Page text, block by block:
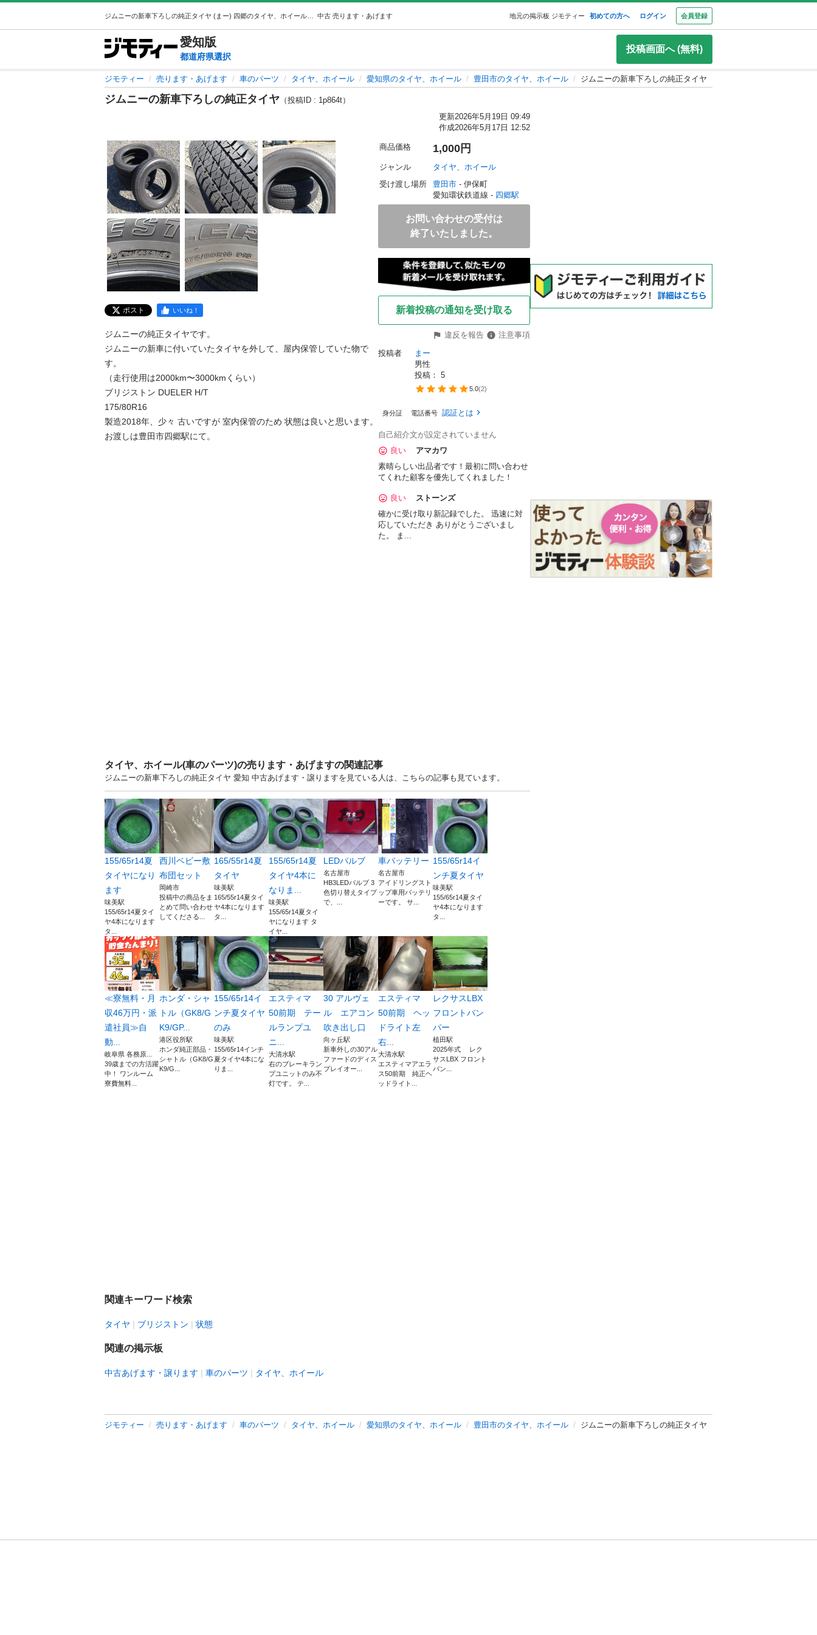
中古 売ります・あげます 地元の掲示板 ジモティー 初めての方へ ログイン 会員登録
愛知版
都道府県選択
投稿画面へ (無料)
ジモティー 売ります・あげます 車のパーツ タイヤ、ホイール 愛知県のタイヤ、ホイール 豊田市のタイヤ、ホイール ジムニーの新車下ろしの純正タイヤ
ジムニーの新車下ろしの純正タイヤ （投稿ID : 1p864t）
更新2026年5月19日 09:49
作成2026年5月17日 12:52
ポスト いいね！
ジムニーの純正タイヤです。
ジムニーの新車に付いていたタイヤを外して、屋内保管していた物で
す。
（走行使用は2000km〜3000kmくらい）
ブリジストン DUELER H/T
175/80R16
製造2018年、少々 古いですが 室内保管のため 状態は良いと思います。
お渡しは豊田市四郷駅にて。
商品価格 1,000円
ジャンル
タイヤ、ホイール
受け渡し場所
豊田市 - 伊保町
愛知環状鉄道線 - 四郷駅
お問い合わせの受付は
終了いたしました。
新着投稿の通知を受け取る
違反を報告
注意事項
投稿者
まー
男性
投稿： 5
5.0(2)
身分証 電話番号 認証とは
自己紹介文が設定されていません
良い
アマカワ
素晴らしい出品者です！最初に問い合わせ
てくれた顧客を優先してくれました！
良い
ストーンズ
確かに受け取り新記録でした。 迅速に対
応していただき ありがとうございまし
た。 ま...
タイヤ、ホイール(車のパーツ)の売ります・あげますの関連記事
ジムニーの新車下ろしの純正タイヤ 愛知 中古あげます・譲りますを見ている人は、こちらの記事も見ています。
155/65r14夏
タイヤになり
ます
味美駅
155/65r14夏タイ
ヤ4本になります
タ...
西川ベビー敷
布団セット
岡崎市
投稿中の商品をま
とめて問い合わせ
してくださる...
165/55r14夏
タイヤ
味美駅
165/55r14夏タイ
ヤ4本になります
タ...
155/65r14夏
タイヤ4本に
なりま...
味美駅
155/65r14夏タイ
ヤになります タ
イヤ...
LEDバルブ
名古屋市
HB3LEDバルブ 3
色切り替えタイプ
で、...
車バッテリー
名古屋市
アイドリングスト
ップ車用バッテリ
ーです。 サ...
155/65r14イ
ンチ夏タイヤ
味美駅
155/65r14夏タイ
ヤ4本になります
タ...
≪寮無料・月
収46万円・派
遣社員≫自
動...
岐阜県 各務原...
39歳までの方活躍
中！ ワンルーム
寮費無料...
ホンダ・シャ
トル（GK8/G
K9/GP...
港区役所駅
ホンダ純正部品・
シャトル（GK8/G
K9/G...
155/65r14イ
ンチ夏タイヤ
のみ
味美駅
155/65r14インチ
夏タイヤ4本にな
りま...
エスティマ
50前期 テー
ルランプユ
ニ...
大清水駅
右のブレーキラン
プユニットのみ不
灯です。 テ...
30 アルヴェ
ル エアコン
吹き出し口
向ヶ丘駅
新車外しの30アル
ファードのディス
プレイオー...
エスティマ
50前期 ヘッ
ドライト左
右...
大清水駅
エスティマアエラ
ス50前期 純正ヘ
ッドライト...
レクサスLBX
フロントバン
パー
植田駅
2025年式 レク
サスLBX フロント
バン...
関連キーワード検索
タイヤ ブリジストン 状態
関連の掲示板
中古あげます・譲ります 車のパーツ タイヤ、ホイール
ジモティー 売ります・あげます 車のパーツ タイヤ、ホイール 愛知県のタイヤ、ホイール 豊田市のタイヤ、ホイール ジムニーの新車下ろしの純正タイヤ